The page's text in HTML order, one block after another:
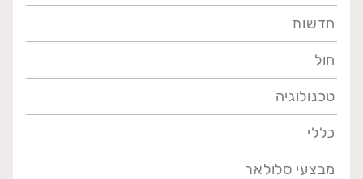
חדשות
חול
טכנולוגיה
כללי
מבצעי סלולאר